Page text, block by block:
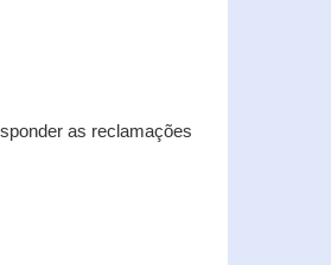
as reclamações